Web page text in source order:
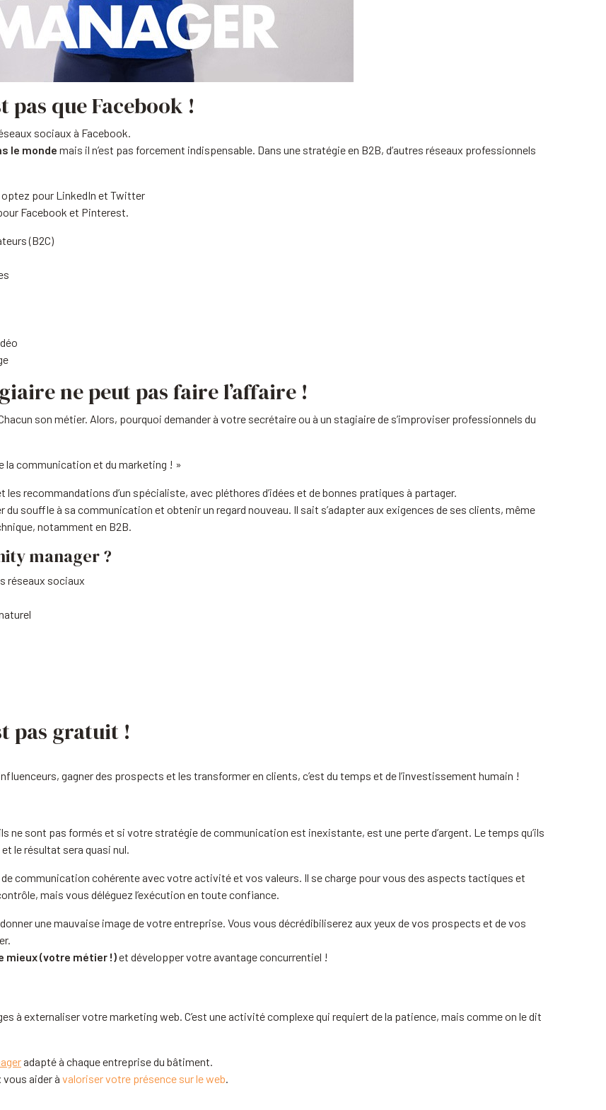
pas que Facebook !
sociaux à Facebook.
le monde mais il n’est pas forcement indispensable. Dans une stratégie en B2B, d’autres réseaux professionnels
pour LinkedIn et Twitter
Facebook et Pinterest.
(B2C)
ne peut pas faire l’affaire !
son métier. Alors, pourquoi demander à votre secrétaire ou à un stagiaire de s’improviser professionnels du
la communication et du marketing ! »
les recommandations d’un spécialiste, avec pléthores d’idées et de bonnes pratiques à partager.
souffle à sa communication et obtenir un regard nouveau. Il sait s’adapter aux exigences de ses clients, même
notamment en B2B.
manager ?
réseaux sociaux
pas gratuit !
gagner des prospects et les transformer en clients, c’est du temps et de l’investissement humain !
ne sont pas formés et si votre stratégie de communication est inexistante, est une perte d’argent. Le temps qu’ils
le résultat sera quasi nul.
de communication cohérente avec votre activité et vos valeurs. Il se charge pour vous des aspects tactiques et
mais vous déléguez l’exécution en toute confiance.
une mauvaise image de votre entreprise. Vous vous décrédibiliserez aux yeux de vos prospects et de vos
mieux (votre métier !)et développer votre avantage concurrentiel !
à externaliser votre marketing web. C’est une activité complexe qui requiert de la patience, mais comme on le dit
adapté à chaque entreprise du bâtiment.
aider à valoriser votre présence sur le web.